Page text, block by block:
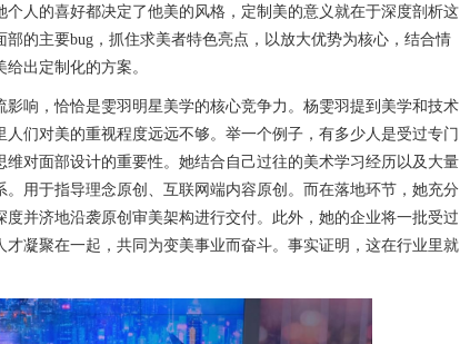
人的喜好都决定了他美的风格，定制美的意义就在于深度剖析这
的主要bug，抓住求美者特色亮点，以放大优势为核心，结合情
出定制化的方案。
响，恰恰是雯羽明星美学的核心竞争力。杨雯羽提到美学和技术
们对美的重视程度远远不够。举一个例子，有多少人是受过专门
对面部设计的重要性。她结合自己过往的美术学习经历以及大量
用于指导理念原创、互联网端内容原创。而在落地环节，她充分
并济地沿袭原创审美架构进行交付。此外，她的企业将一批受过
凝聚在一起，共同为变美事业而奋斗。事实证明，这在行业里就